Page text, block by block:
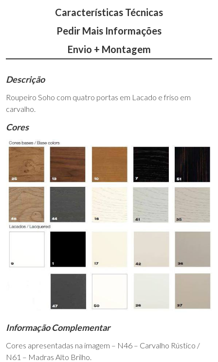
Características Técnicas
Pedir Mais Informações
Envio + Montagem
Descrição
Roupeiro Soho com quatro portas em Lacado e friso em
carvalho.
Cores
Informação Complementar
Cores apresentadas na imagem – N46 – Carvalho Rústico /
N61 – Madras Alto Brilho.